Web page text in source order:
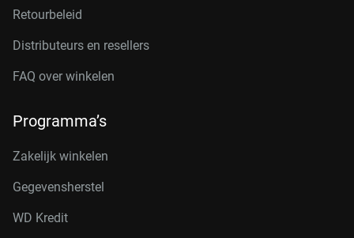
Retourbeleid
Distributeurs en resellers
FAQ over winkelen
Programma’s
Zakelijk winkelen
Gegevensherstel
WD Kredit